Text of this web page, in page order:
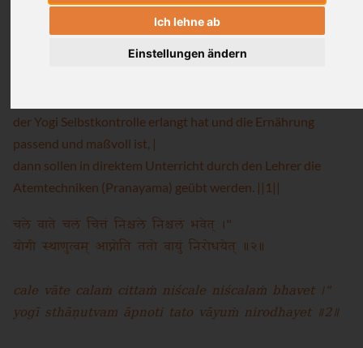
Ich lehne ab
Einstellungen ändern
athāsane dr̥dhe yogī vaśī hita-mitā-aśanaḥ ।"
guru-upadiṣṭa-mārgeṇa prāṇāyāmān samabhyaset ॥
der Yogi Selbstkontrolle erlangt hat und die Ernährung
passend und maßvoll ist, |
dann sollen in direktem Unterricht durch den Lehrer die
Atemtechniken (Pranayama) geübt werden. ||1||
चले वाते चलं चित्तं निश्चले निश्चलं भवेत् ।"
योगी स्थाणुत्वम् आप्नोति ततो वायुं निरोधयेत् ॥२॥
cale vāte calaṁ cittaṁ niścale niścalaṁ bhavet ।"
yogī sthāṇutvam āpnoti tato vāyuṁ nirodhayet ॥2॥